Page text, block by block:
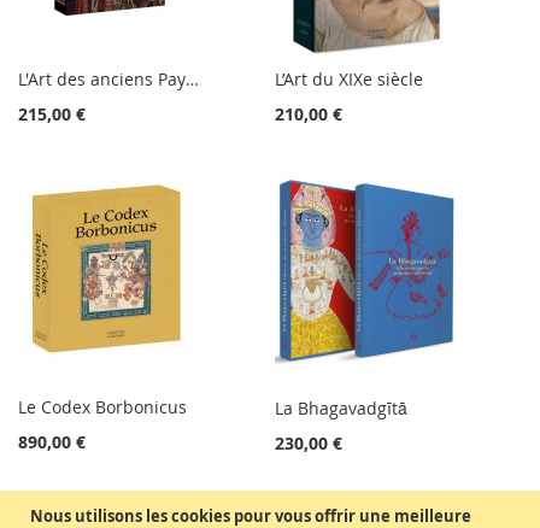
Nous utilisons les cookies pour vous offrir une meilleure
L'Art des anciens Pays-Bas
215,00 €
L’Art du XIXe siècle
210,00 €
Le Codex Borbonicus
890,00 €
La Bhagavadgītā
230,00 €